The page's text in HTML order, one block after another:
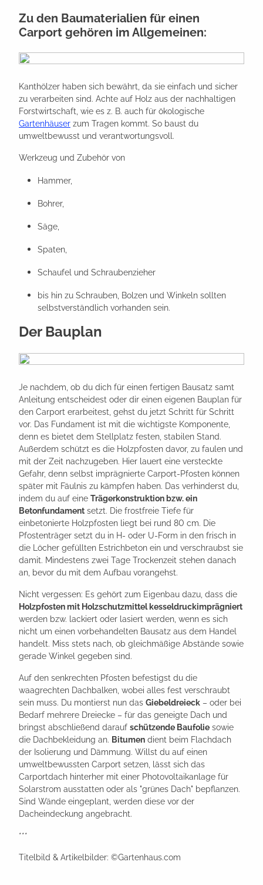
Zu den Baumaterialien für einen
Carport gehören im Allgemeinen:
Kanthölzer haben sich bewährt, da sie einfach und sicher
zu verarbeiten sind. Achte auf Holz aus der nachhaltigen
Forstwirtschaft, wie es z. B. auch für ökologische
Gartenhäuser zum Tragen kommt. So baust du
umweltbewusst und verantwortungsvoll.
Werkzeug und Zubehör von
Hammer,
Bohrer,
Säge,
Spaten,
Schaufel und Schraubenzieher
bis hin zu Schrauben, Bolzen und Winkeln sollten
selbstverständlich vorhanden sein.
Der Bauplan
Je nachdem, ob du dich für einen fertigen Bausatz samt
Anleitung entscheidest oder dir einen eigenen Bauplan für
den Carport erarbeitest, gehst du jetzt Schritt für Schritt
vor. Das Fundament ist mit die wichtigste Komponente,
denn es bietet dem Stellplatz festen, stabilen Stand.
Außerdem schützt es die Holzpfosten davor, zu faulen und
mit der Zeit nachzugeben. Hier lauert eine versteckte
Gefahr, denn selbst imprägnierte Carport-Pfosten können
später mit Fäulnis zu kämpfen haben. Das verhinderst du,
indem du auf eine Trägerkonstruktion bzw. ein
Betonfundament setzt. Die frostfreie Tiefe für
einbetonierte Holzpfosten liegt bei rund 80 cm. Die
Pfostenträger setzt du in H- oder U-Form in den frisch in
die Löcher gefüllten Estrichbeton ein und verschraubst sie
damit. Mindestens zwei Tage Trockenzeit stehen danach
an, bevor du mit dem Aufbau vorangehst.
Nicht vergessen: Es gehört zum Eigenbau dazu, dass die
Holzpfosten mit Holzschutzmittel kesseldruckimprägniert
werden bzw. lackiert oder lasiert werden, wenn es sich
nicht um einen vorbehandelten Bausatz aus dem Handel
handelt. Miss stets nach, ob gleichmäßige Abstände sowie
gerade Winkel gegeben sind.
Auf den senkrechten Pfosten befestigst du die
waagrechten Dachbalken, wobei alles fest verschraubt
sein muss. Du montierst nun das Giebeldreieck – oder bei
Bedarf mehrere Dreiecke – für das geneigte Dach und
bringst abschließend darauf schützende Baufolie sowie
die Dachbekleidung an. Bitumen dient beim Flachdach
der Isolierung und Dämmung. Willst du auf einen
umweltbewussten Carport setzen, lässt sich das
Carportdach hinterher mit einer Photovoltaikanlage für
Solarstrom ausstatten oder als "grünes Dach" bepflanzen.
Sind Wände eingeplant, werden diese vor der
Dacheindeckung angebracht.
***
Titelbild & Artikelbilder: ©Gartenhaus.com